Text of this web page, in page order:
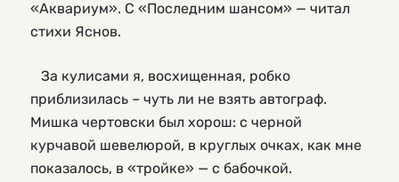
«Аквариум». С «Последним шансом» — читал
стихи Яснов.
За кулисами я, восхищенная, робко
приблизилась – чуть ли не взять автограф.
Мишка чертовски был хорош: с черной
курчавой шевелюрой, в круглых очках, как мне
показалось, в «тройке» — с бабочкой.